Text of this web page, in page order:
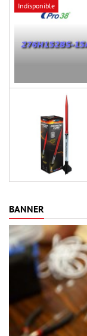
Indisponible
BANNER